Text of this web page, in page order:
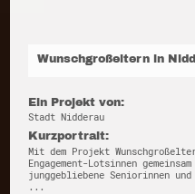
Wunschgroßeltern in
Ein Projekt von:
Stadt Nidderau
Kurzportrait:
Mit dem Projekt
Engagement-Lotsinnen
junggebliebene Seniorinnen
...